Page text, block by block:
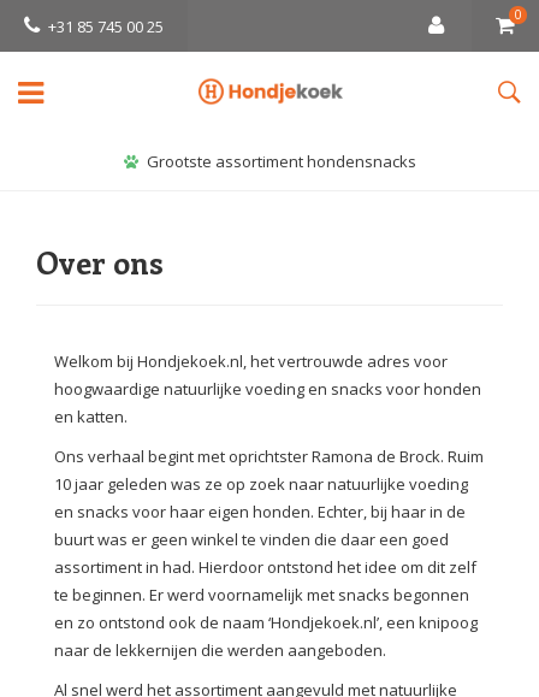
+31 85 745 00 25
0
Grootste assortiment hondensnacks
Over ons
Welkom bij Hondjekoek.nl, het vertrouwde adres voor
hoogwaardige natuurlijke voeding en snacks voor honden
en katten.
Ons verhaal begint met oprichtster Ramona de Brock. Ruim
10 jaar geleden was ze op zoek naar natuurlijke voeding
en snacks voor haar eigen honden. Echter, bij haar in de
buurt was er geen winkel te vinden die daar een goed
assortiment in had. Hierdoor ontstond het idee om dit zelf
te beginnen. Er werd voornamelijk met snacks begonnen
en zo ontstond ook de naam ‘Hondjekoek.nl’, een knipoog
naar de lekkernijen die werden aangeboden.
Al snel werd het assortiment aangevuld met natuurlijke